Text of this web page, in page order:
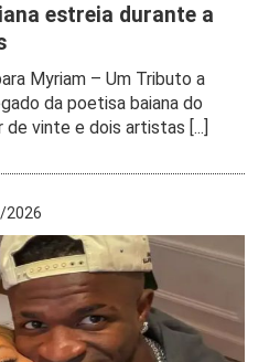
estreia durante a
Myriam – Um Tributo a
da poetisa baiana do
vinte e dois artistas [...]
2026